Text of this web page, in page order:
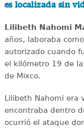
es localizada sin
Lilibeth Nahomi
años, laboraba
autorizado cuando
el kilómetro 19 de
de Mixco.
Lilibeth Nahomi era
encontraba dentro
ocurrió el ataque